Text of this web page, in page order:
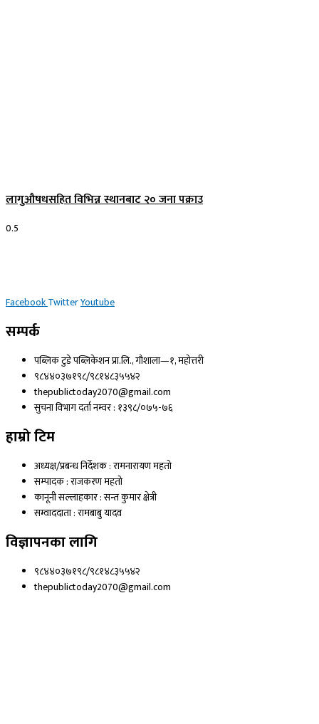
लागुऔषधसहित विभिन्न स्थानबाट २० जना पक्राउ
FacebookTwitterYoutube
सम्पर्क
पब्लिक टुडे पब्लिकेशन प्रा.लि., गौशाला—१, महोत्तरी
९८४४०३७१९८/९८१४८३५५४२
thepublictoday2070@gmail.com
सुचना विभाग दर्ता नम्वर : १३९८/०७५-७६
हाम्रो टिम
अध्यक्ष/प्रबन्ध निर्देशक : रामनारायण महतो
सम्पादक : राजकरण महतो
कानूनी सल्लाहकार : सन्त कुमार क्षेत्री
सम्वाददाता : रामबाबु यादव
विज्ञापनका लागि
९८४४०३७१९८/९८१४८३५५४२
thepublictoday2070@gmail.com